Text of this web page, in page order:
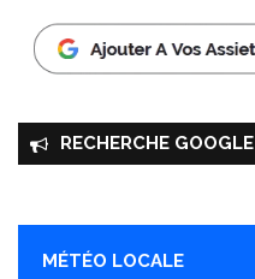
RECHERCHE GOOGLE
MÉTÉO LOCALE